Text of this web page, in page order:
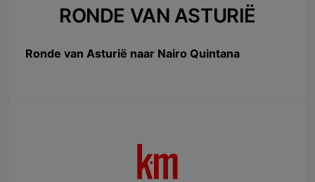
RONDE VAN ASTURIË
Ronde van Asturië naar Nairo Quintana